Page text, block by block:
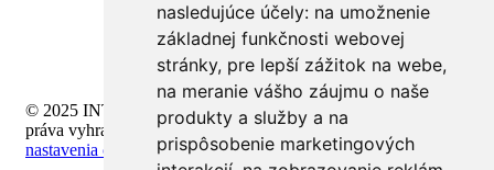
nasledujúce účely: na umožnenie
základnej funkčnosti webovej
stránky, pre lepší zážitok na webe,
na meranie vášho záujmu o naše
produkty a služby a na
prispôsobenie marketingových
© 2025 INTELI.SK, s.r.o., všetky
práva vyhradené -
upraviť
nastavenia cookies